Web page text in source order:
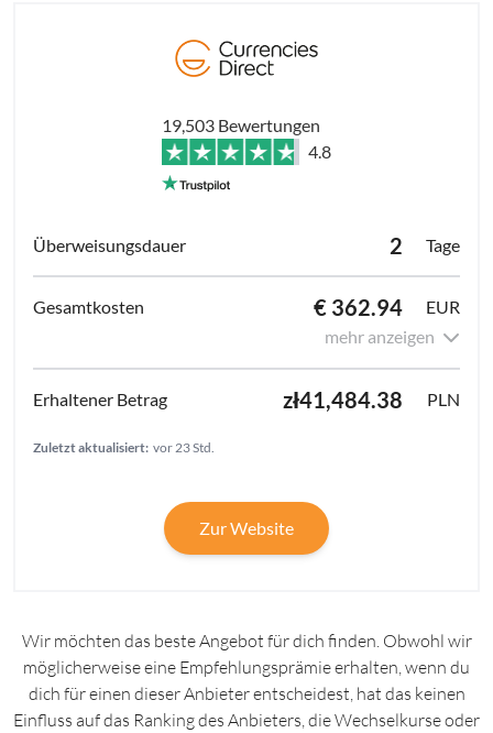
19,503 Bewertungen
4.8
2 Tage
€ 362.94
EUR
mehr anzeigen
zł41,484.38 PLN
Zuletzt aktualisiert: vor 23 Std.
Zur Website
Wir möchten das beste Angebot für dich finden. Obwohl wir
möglicherweise eine Empfehlungsprämie erhalten, wenn du
dich für einen dieser Anbieter entscheidest, hat das keinen
Einfluss auf das Ranking des Anbieters, die Wechselkurse oder